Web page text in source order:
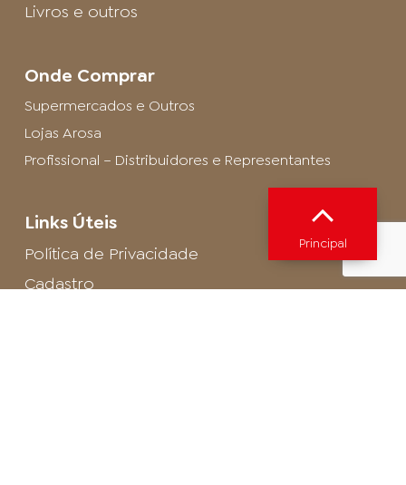
Livros e outros
Onde Comprar
Supermercados e Outros
Lojas Arosa
Profissional – Distribuidores e Representantes
Links Úteis
Política de Privacidade
Cadastro
Principal